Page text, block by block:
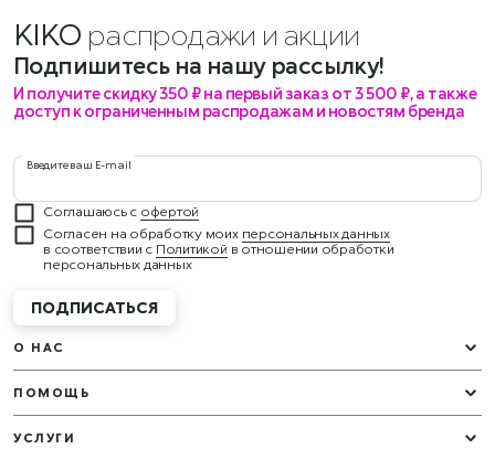
KIKO распродажи и ак
Подпишитесь на нашу рассылку!
И получите скидку 350 ₽ на первый заказ от 3 500 ₽, а также
доступ к ограниченным распродажам и новостям бренда
Введите ваш E-mail
Соглашаюсь с офертой
Согласен на обработку моих персональных данных
в соответствии с Политикой в отношении обработки
персональных данных
ПОДПИСАТЬСЯ
УСЛУГИ
О НАС
ПОМОЩЬ